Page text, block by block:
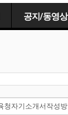
공지/동영상